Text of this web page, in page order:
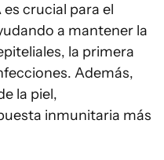
es crucial para el
a mantener la
la primera
Además,
la piel,
inmunitaria más